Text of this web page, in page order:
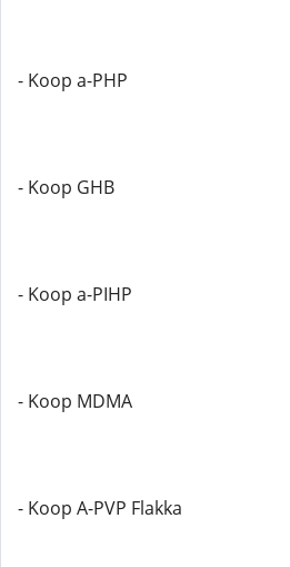
- Koop a-PHP
- Koop GHB
- Koop a-PIHP
- Koop MDMA
- Koop A-PVP Flakka